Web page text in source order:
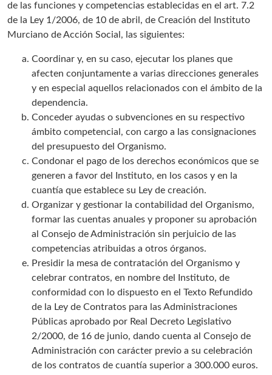
de las funciones y competencias establecidas en el art. 7.2
de la Ley 1/2006, de 10 de abril, de Creación del Instituto
Murciano de Acción Social, las siguientes:
Coordinar y, en su caso, ejecutar los planes que
afecten conjuntamente a varias direcciones generales
y en especial aquellos relacionados con el ámbito de la
dependencia.
Conceder ayudas o subvenciones en su respectivo
ámbito competencial, con cargo a las consignaciones
del presupuesto del Organismo.
Condonar el pago de los derechos económicos que se
generen a favor del Instituto, en los casos y en la
cuantía que establece su Ley de creación.
Organizar y gestionar la contabilidad del Organismo,
formar las cuentas anuales y proponer su aprobación
al Consejo de Administración sin perjuicio de las
competencias atribuidas a otros órganos.
Presidir la mesa de contratación del Organismo y
celebrar contratos, en nombre del Instituto, de
conformidad con lo dispuesto en el Texto Refundido
de la Ley de Contratos para las Administraciones
Públicas aprobado por Real Decreto Legislativo
2/2000, de 16 de junio, dando cuenta al Consejo de
Administración con carácter previo a su celebración
de los contratos de cuantía superior a 300.000 euros.